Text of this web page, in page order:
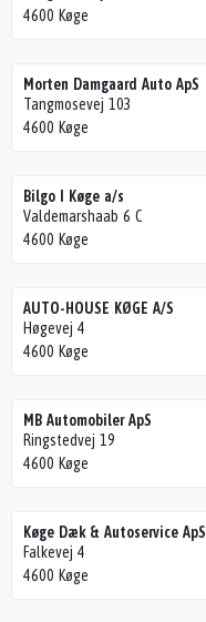
4600 Køge
Morten Damgaard Auto ApS
Tangmosevej 103
4600 Køge
Bilgo I Køge a/s
Valdemarshaab 6 C
4600 Køge
AUTO-HOUSE KØGE A/S
Høgevej 4
4600 Køge
MB Automobiler ApS
Ringstedvej 19
4600 Køge
Køge Dæk & Autoservice ApS
Falkevej 4
4600 Køge